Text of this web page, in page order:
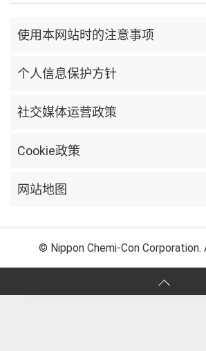
使用本网站时的注意事项
个人信息保护方针
社交媒体运营政策
Cookie政策
网站地图
© Nippon Chemi-Con Corporation.